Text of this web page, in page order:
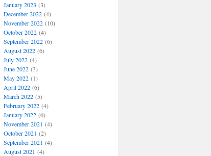
January 2023 (3)
December 2022(4)
November 2022(10)
October 2022(4)
September 2022(6)
August 2022(6)
July 2022(4)
June 2022(3)
May 2022(1)
April 2022(6)
March 2022(5)
February 2022(4)
January 2022(6)
November 2021 (4)
October 2021 (2)
September 2021 (4)
August 2021 (4)